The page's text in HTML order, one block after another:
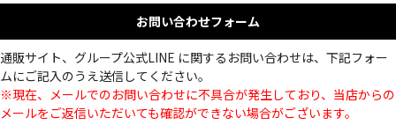
お問い合わせフォーム
通販サイト、グループ公式LINE に関するお問い合わせは、下記フォー
ムにご記入のうえ送信してください。
※現在、メールでのお問い合わせに不具合が発生しており、当店からの
メールをご返信いただいても確認ができない場合がございます。